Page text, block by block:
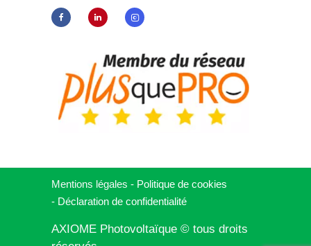
Mentions légales - Politique de cookies
- Déclaration de confidentialité
AXIOME Photovoltaïque © tous droits